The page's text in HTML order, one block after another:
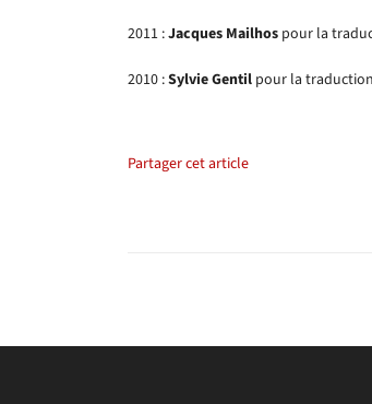
2011 :Jacques Mailhos pour la
2010 :Sylvie Gentil pour la
Partager cet article